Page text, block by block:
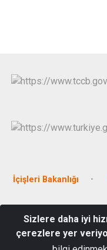
İçişleri Bakanlığı
Sizlere daha iyi
çerezlere yer